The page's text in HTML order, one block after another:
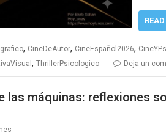
, CineDeAutor, CineEspañol2026,
, ThrillerPsicologico Deja un
las máquinas: reflexiones